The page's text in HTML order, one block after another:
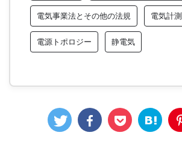
電気事業法とその他の法規 電気計測
電源トポロジー 静電気